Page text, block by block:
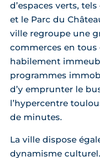
d’espaces verts,
et le Parc du
ville regroupe une
commerces en tous
habilement
programmes
d’y emprunter le
l’hypercentre
de minutes.
La ville dispose
dynamisme